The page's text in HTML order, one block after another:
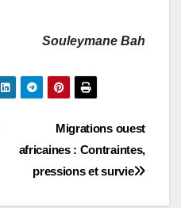
Souleymane Bah
Migrations ouest
africaines : Contraintes,
pressions et survie